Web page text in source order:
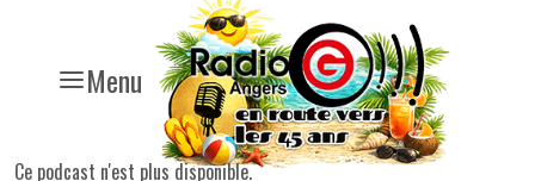
Menu
Ce podcast n'est plus disponible.